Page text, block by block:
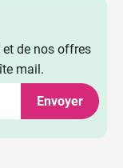
et de nos offres
mail.
Envoyer